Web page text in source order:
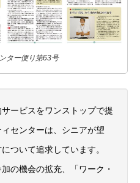
ター便り第63号
ービスをワンストップで提
センターは、シニアが望
ついて追求しています。
の機会の拡充、「ワーク・